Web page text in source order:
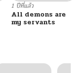
02/27/2026
1 ปีที่แล้ว
All demons are
my servants